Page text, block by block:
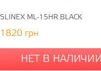
SLINEX ML-15HR BLACK
1820 грн
НЕТ В НАЛИЧИИ